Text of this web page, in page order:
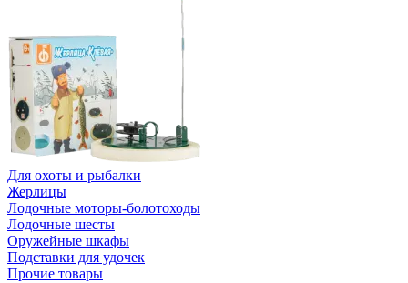
Для охоты и рыбалки
Жерлицы
Лодочные моторы-болотоходы
Лодочные шесты
Оружейные шкафы
Подставки для удочек
Прочие товары